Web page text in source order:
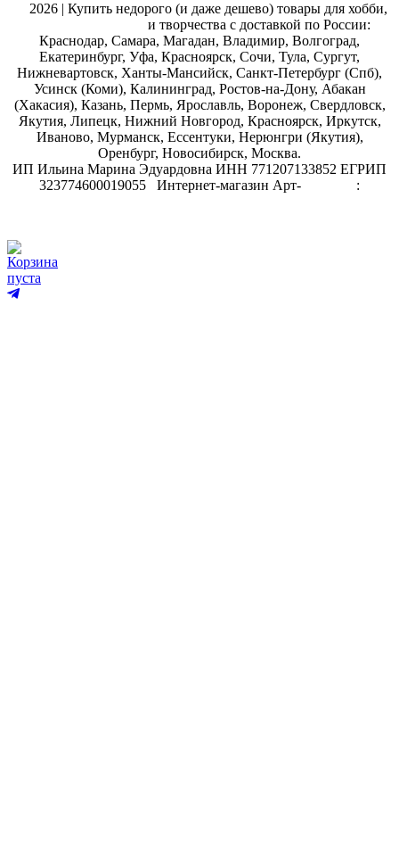
2026 | Купить недорого (и даже дешево) товары для хобби,
и творчества с доставкой по России:
Краснодар, Самара, Магадан, Владимир, Волгоград,
Екатеринбург, Уфа, Красноярск, Сочи, Тула, Сургут,
Нижневартовск, Ханты-Мансийск, Санкт-Петербург (Спб),
Усинск (Коми), Калининград, Ростов-на-Дону, Абакан
(Хакасия), Казань, Пермь, Ярославль, Воронеж, Свердловск,
Якутия, Липецк, Нижний Новгород, Красноярск, Иркутск,
Иваново, Мурманск, Ессентуки, Нерюнгри (Якутия),
Оренбург, Новосибирск, Москва.
ИП Ильина Марина Эдуардовна ИНН 771207133852 ЕГРИП
323774600019055
Интернет-магазин Арт-
:
Корзина
пуста